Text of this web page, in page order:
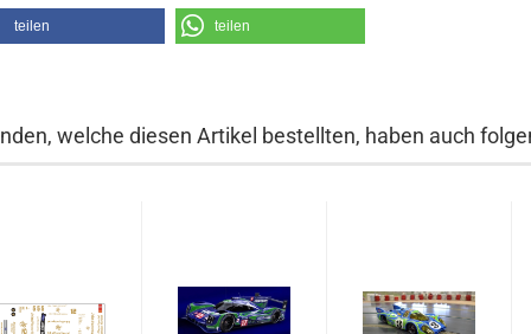
teilen teilen
welche diesen Artikel bestellten, haben auch